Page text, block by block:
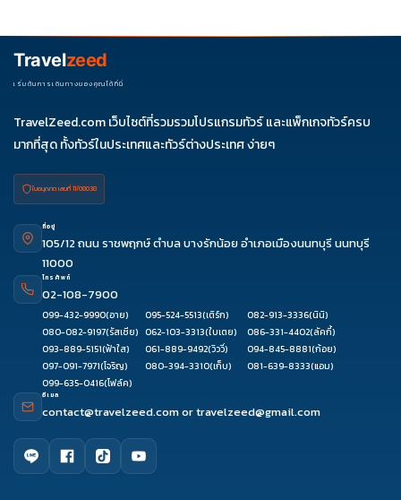
ช่วงราคา ไม่ควรเทียบจากราคาต่ำสุดเพียงอย่างเดียว
Travelzeed
เริ่มต้นการเดินทางของคุณได้ที่นี่
TravelZeed.com เว็บไซต์ที่รวมรวมโปรแกรมทัวร์ และแพ็กเกจทัวร์ครบ
มากที่สุด ทั้งทัวร์ในประเทศและทัวร์ต่างประเทศ ง่ายๆ
ใบอนุญาต เลขที่ 11/08038
ที่อยู่
105/12 ถนน ราชพฤกษ์ ตำบล บางรักน้อย อำเภอเมืองนนทบุรี นนทบุรี
11000
โทรศัพท์
02-108-7900
099-432-9990(อาย) 095-524-5513(เติร์ก) 082-913-3336(นินิ)
080-082-9197(รัสเซีย) 062-103-3313(ใบเตย) 086-331-4402(ลัคกี้)
093-889-5151(ฟ้าใส) 061-889-9492(วิววี่) 094-845-8881(ก้อย)
097-091-7971(โจริญ) 080-394-3310(เก็บ) 081-639-8333(แอม)
099-635-0416(โฟล์ค)
อีเมล
contact@travelzeed.comortravelzeed@gmail.com